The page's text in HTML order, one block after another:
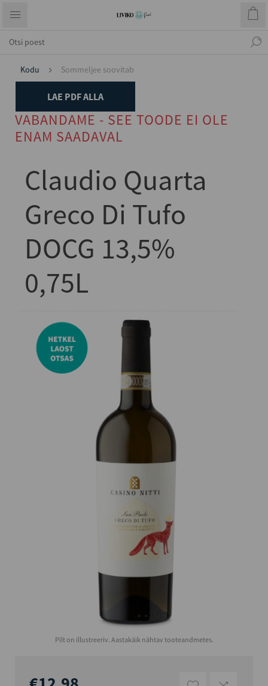
Kodu Sommeljee soovitab
LAE PDF ALLA
VABANDAME - SEE TOODE EI OLE
ENAM SAADAVAL
Claudio Quarta
Greco Di Tufo
DOCG 13,5%
0,75L
Pilt on illustreeriv. Aastakäik nähtav tooteandmetes.